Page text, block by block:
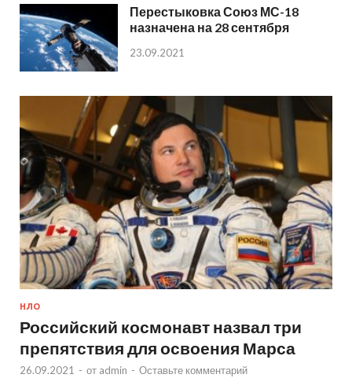
Перестыковка Союз МС-18
назначена на 28 сентября
23.09.2021
НЛО
Российский космонавт назвал три
препятствия для освоения Марса
26.09.2021 - от admin - Оставьте комментарий